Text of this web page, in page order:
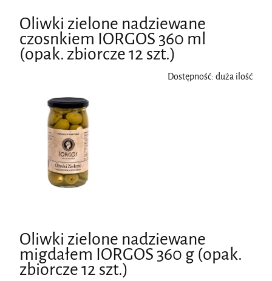
Oliwki zielone nadziewane
czosnkiem IORGOS 360 ml
(opak. zbiorcze 12 szt.)
Dostępność: duża ilość
Oliwki zielone nadziewane
migdałem IORGOS 360 g (opak.
zbiorcze 12 szt.)